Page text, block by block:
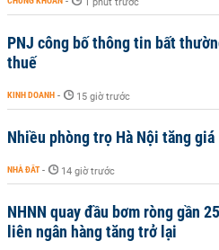
PNJ công bố thông tin bất
thuế
KINH DOANH - 15 giờ trước
Nhiều phòng trọ Hà Nội tăng giá
NHÀ ĐẤT - 14 giờ trước
NHNN quay đầu bơm ròng gần
liên ngân hàng tăng trở lại